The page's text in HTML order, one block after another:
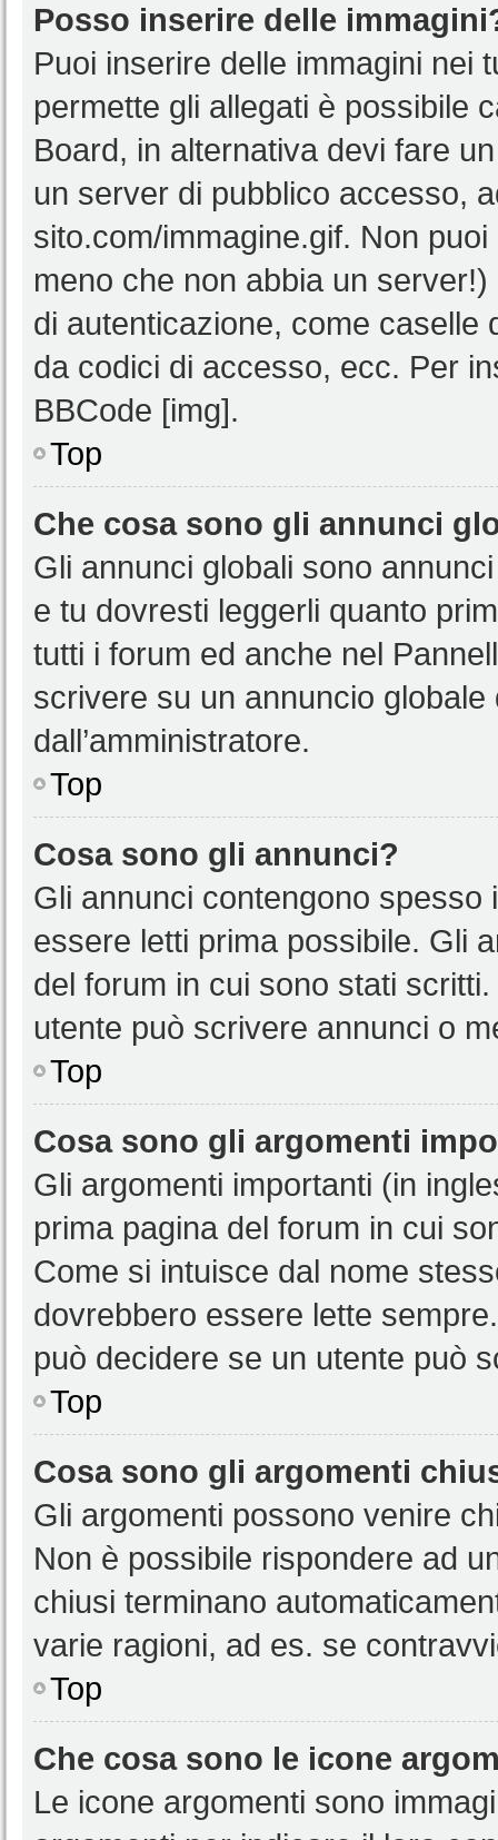
Posso inserire delle
Puoi inserire delle immagini nei
permette gli allegati è possibile
Board, in alternativa devi fare
un server di pubblico accesso,
sito.com/immagine.gif. Non
meno che non abbia un
di autenticazione, come caselle
da codici di accesso, ecc. Per
BBCode [img].
Top
Che cosa sono gli annunci
Gli annunci globali sono
e tu dovresti leggerli quanto
tutti i forum ed anche nel
scrivere su un annuncio
dall’amministratore.
Top
Cosa sono gli annunci?
Gli annunci contengono
essere letti prima possibile. Gli
del forum in cui sono stati
utente può scrivere annunci o
Top
Cosa sono gli argomenti
Gli argomenti importanti (in
prima pagina del forum in cui
Come si intuisce dal nome
dovrebbero essere lette
può decidere se un utente può
Top
Cosa sono gli argomenti
Gli argomenti possono venire
Non è possibile rispondere ad
chiusi terminano
varie ragioni, ad es. se
Top
Che cosa sono le icone
Le icone argomenti sono